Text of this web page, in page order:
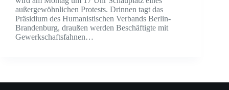
außergewöhnlichen Protests. Drinnen tagt das
Präsidium des Humanistischen Verbands Berlin-
Brandenburg, draußen werden Beschäftigte mit
Gewerkschaftsfahnen…